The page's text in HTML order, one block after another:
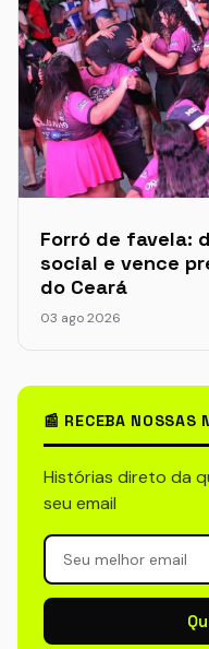
Forró de favela:
social e vence
do Ceará
03 ago 2026
📰 RECEBA NOSSAS
Histórias direto da
seu email